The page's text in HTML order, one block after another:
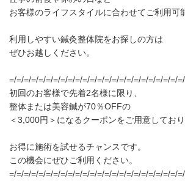
お客様のライフスタイルに合わせてご利用可
利用しやすい鍼灸整体院をお探しの方は
ぜひお越しください。
=/=/=/=/=/=/=/=/=/=/=/=/=/=/=/=/=/=/=/=/=/=/=/
初回のお客様で先着2名様に限り、
整体または美容鍼が70％OFFの
＜3,000円＞になるクーポンをご用意しており
お得に施術を試せるチャンスです。
この機会にぜひご利用ください。
=/=/=/=/=/=/=/=/=/=/=/=/=/=/=/=/=/=/=/=/=/=/=/